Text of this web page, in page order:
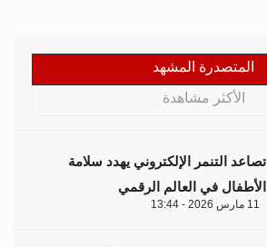
المتصدرة المشهد
الأكثر مشاهدة
تصاعد التنمر الإلكتروني يهدد سلامة
الأطفال في العالم الرقمي
11 مارس 2026 - 13:44